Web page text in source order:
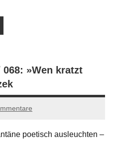
»Wen kratzt
poetisch ausleuchten –